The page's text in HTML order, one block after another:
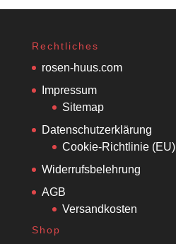
Rechtliches
rosen-huus.com
Impressum
Sitemap
Datenschutzerklärung
Cookie-Richtlinie (EU)
Widerrufsbelehrung
AGB
Versandkosten
Shop